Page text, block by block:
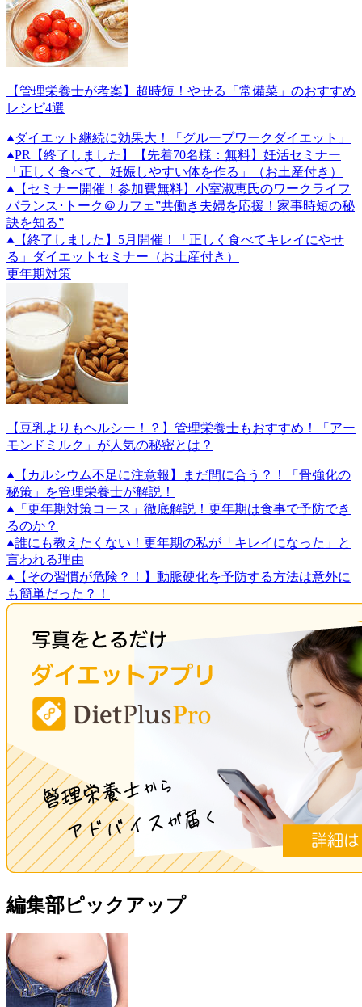
【管理栄養士が考案】超時短！やせる「常備菜」のおすすめ
レシピ4選
ダイエット継続に効果大！「グループワークダイエット」
PR
【終了しました】【先着70名様：無料】妊活セミナー
「正しく食べて、妊娠しやすい体を作る」（お土産付き）
【セミナー開催！参加費無料】小室淑恵氏のワークライフ
バランス･トーク＠カフェ”共働き夫婦を応援！家事時短の秘
訣を知る”
【終了しました】5月開催！「正しく食べてキレイにやせ
る」ダイエットセミナー（お土産付き）
更年期対策
【豆乳よりもヘルシー！？】管理栄養士もおすすめ！「アー
モンドミルク」が人気の秘密とは？
【カルシウム不足に注意報】まだ間に合う？！「骨強化の
秘策」を管理栄養士が解説！
「更年期対策コース」徹底解説！更年期は食事で予防でき
るのか？
誰にも教えたくない！更年期の私が「キレイになった」と
言われる理由
【その習慣が危険？！】動脈硬化を予防する方法は意外に
も簡単だった？！
編集部ピックアップ